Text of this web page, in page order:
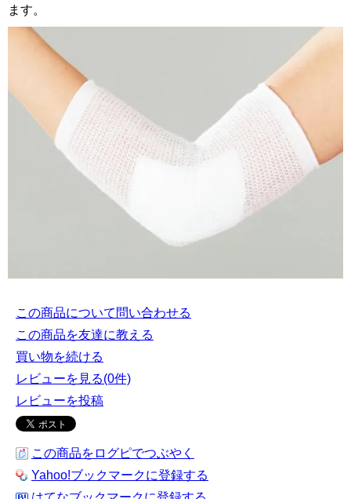
ます。
この商品について問い合わせる
この商品を友達に教える
買い物を続ける
レビューを見る(0件)
レビューを投稿
この商品をログピでつぶやく
Yahoo!ブックマークに登録する